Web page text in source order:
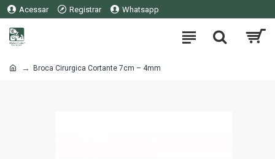
Acessar Registrar Whatsapp
Broca Cirurgica Cortante 7cm – 4mm